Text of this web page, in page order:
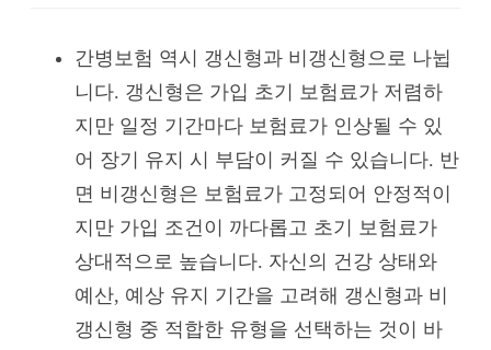
간병보험 역시 갱신형과 비갱신형으로 나뉩
니다. 갱신형은 가입 초기 보험료가 저렴하
지만 일정 기간마다 보험료가 인상될 수 있
어 장기 유지 시 부담이 커질 수 있습니다. 반
면 비갱신형은 보험료가 고정되어 안정적이
지만 가입 조건이 까다롭고 초기 보험료가
상대적으로 높습니다. 자신의 건강 상태와
예산, 예상 유지 기간을 고려해 갱신형과 비
갱신형 중 적합한 유형을 선택하는 것이 바